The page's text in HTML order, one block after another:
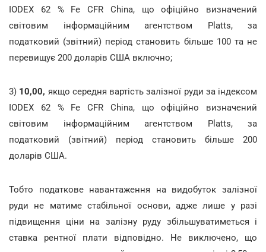
IODEX 62 % Fe CFR China, що офіційно визначений
світовим інформаційним агентством Platts, за
податковий (звітний) період становить більше 100 та не
перевищує 200 доларів США включно;
3) 10,00, якщо середня вартість залізної руди за індексом
IODEX 62 % Fe CFR China, що офіційно визначений
світовим інформаційним агентством Platts, за
податковий (звітний) період становить більше 200
доларів США.
Тобто податкове навантаження на видобуток залізної
руди не матиме стабільної основи, адже лише у разі
підвищення ціни на залізну руду збільшуватиметься і
ставка рентної плати відповідно. Не виключено, що